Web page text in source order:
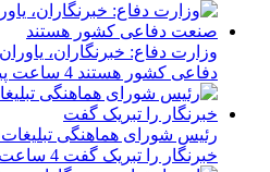
وزارت دفاع: خبرنگاران،
دفاعی کشور هستند 4 ساعت پیش
رئیس شورای هماهنگی تبلیغات
خبرنگار را تبریک گفت 4 ساعت پیش